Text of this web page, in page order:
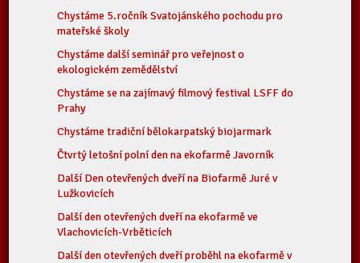
Chystáme 5.ročník Svatojánského pochodu pro
mateřské školy
Chystáme další seminář pro veřejnost o
ekologickém zemědělství
Chystáme se na zajímavý filmový festival LSFF do
Prahy
Chystáme tradiční bělokarpatský biojarmark
Čtvrtý letošní polní den na ekofarmě Javorník
Další Den otevřených dveří na Biofarmě Juré v
Lužkovicích
Další den otevřených dveří na ekofarmě ve
Vlachovicích-Vrběticích
Další den otevřených dveří proběhl na ekofarmě v